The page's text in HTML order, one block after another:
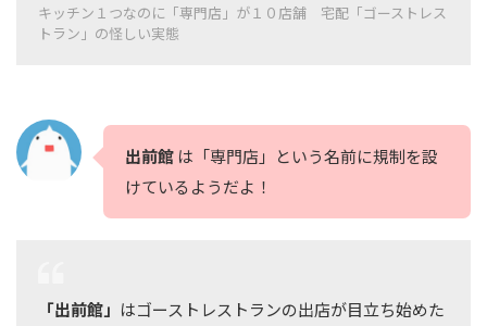
キッチン１つなのに「専門店」が１０店舗 宅配「ゴーストレス
トラン」の怪しい実態
出前館 は「専門店」という名前に規制を設
けているようだよ！
「出前館」 はゴーストレストランの出店が目立ち始めた